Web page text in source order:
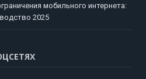
мобильного интернета:
2025